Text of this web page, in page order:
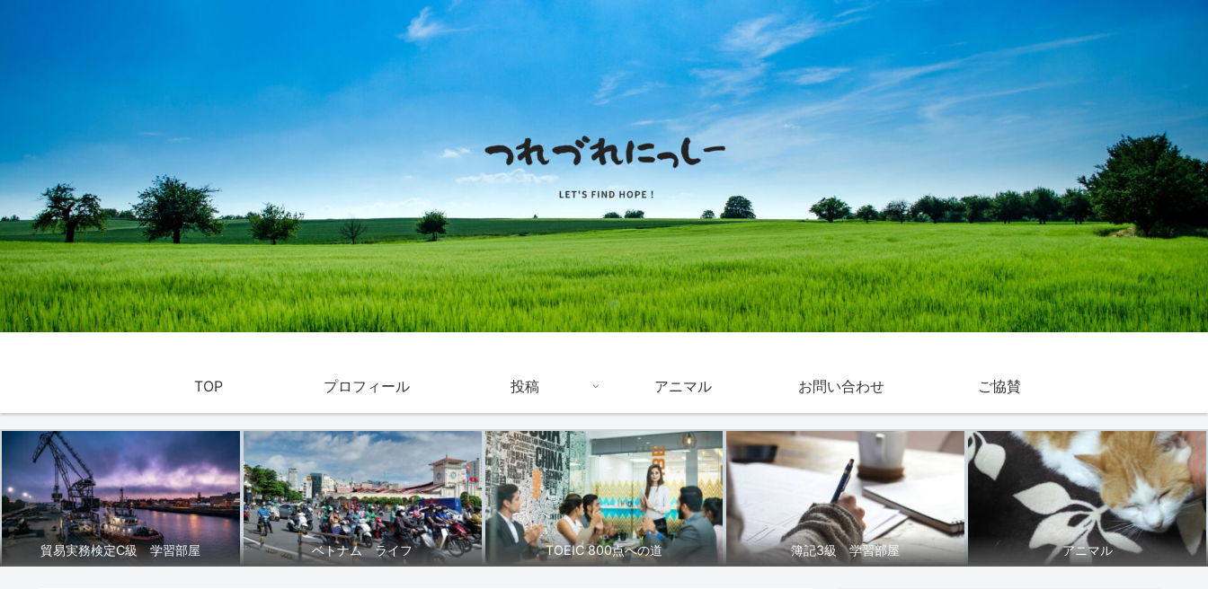
TOP プロフィール 投稿 アニマル お問い合わせ ご協賛
貿易実務検定C級 学習部屋 ベトナム ライフ TOEIC 800点への道 簿記3級 学習部屋 アニマル